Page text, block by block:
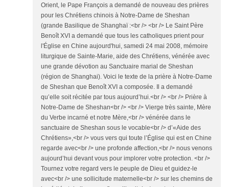
Orient, le Pape François a demandé de nouveau des prières
pour les Chrétiens chinois à Notre-Dame de Sheshan
(grande Basilique de Shanghaï :<br /> <br /> Le Saint Père
Benoît XVI a demandé que tous les catholiques prient pour
l'Église en Chine aujourd'hui, samedi 24 mai 2008, mémoire
liturgique de Sainte-Marie, aide des Chrétiens, vénérée avec
une grande dévotion au Sanctuaire marial de Sheshan
(région de Shanghai). Voici le texte de la prière à Notre-Dame
de Sheshan que Benoît XVI a composée. Il a demandé
qu’elle soit récitée par tous aujourd’hui.<br /> <br /> Prière à
Notre-Dame de Sheshan<br /> <br /> Vierge très sainte, Mère
du Verbe incarné et notre Mère,<br /> vénérée dans le
sanctuaire de Sheshan sous le vocable<br /> d’«Aide des
Chrétiens»,<br /> vous vers qui toute l’Église qui est en Chine
regarde avec<br /> une profonde affection,<br /> nous venons
aujourd’hui devant vous pour implorer votre protection. <br />
Tournez votre regard vers le peuple de Dieu et guidez-le
avec<br /> une sollicitude maternelle<br /> sur les chemins de